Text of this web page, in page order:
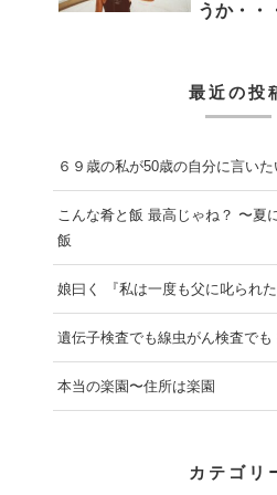
うか・・
最近の投
６９歳の私が50歳の自分に言いた
こんな肴と飯 最高じゃね？ 〜夏
飯
娘曰く 『私は一度も父に叱られた
遺伝子検査でも線虫がん検査で
本当の楽園〜住所は楽園
カテゴリ